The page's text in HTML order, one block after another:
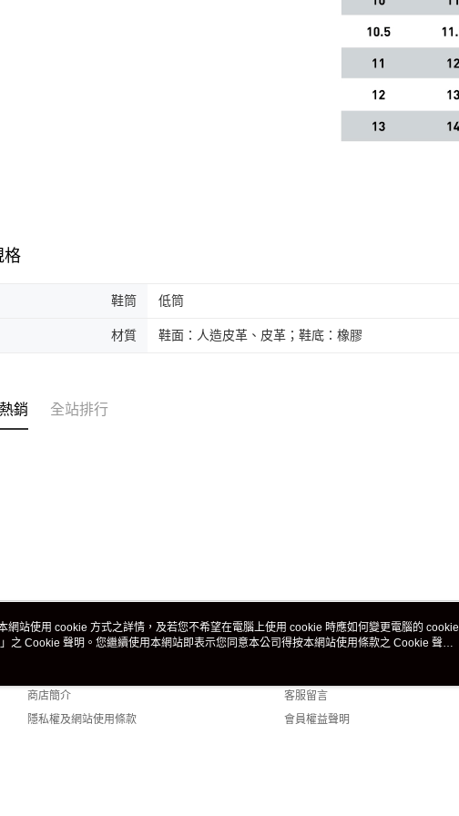
格
鞋筒 低筒
材質 鞋面：人造皮革、皮革；鞋底：橡膠
銷 全站排行
關於我們
商店簡介
隱私權及網站使用條款
客服資訊
客服留言
會員權益聲明
網站使用 cookie 方式之詳情，及若您不希望在電腦上使用 cookie 時應如何變更電腦的 cookie
」之 Cookie 聲明。您繼續使用本網站即表示您同意本公司得按本網站使用條款之 Cookie 聲明